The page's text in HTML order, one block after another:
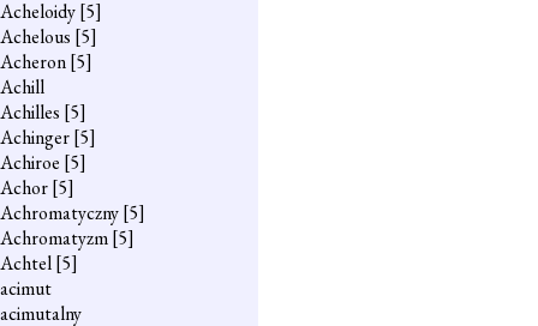
Acheloidy[5]
Achelous [5]
Acheron[5]
Achill
Achilles [5]
Achinger[5]
Achiroe [5]
Achor[5]
Achromatyczny[5]
Achromatyzm[5]
Achtel[5]
acimut
acimutalny